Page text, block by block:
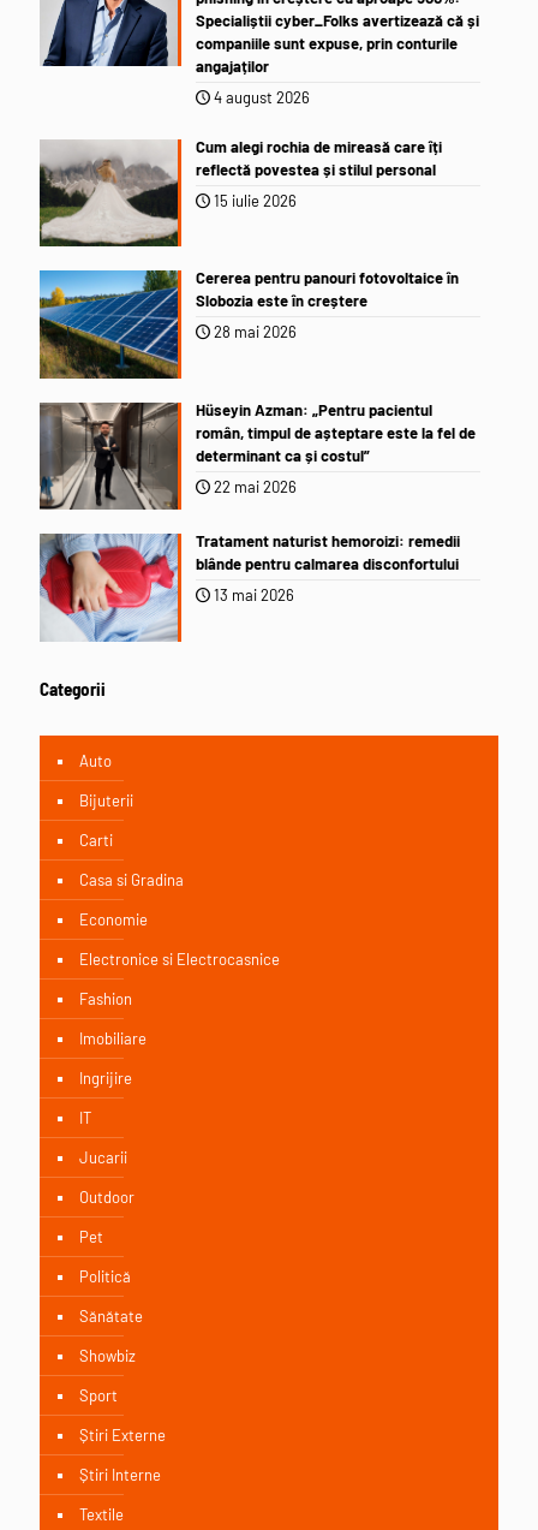
Specialiștii cyber_Folks avertizează că și
companiile sunt expuse, prin conturile
angajaților
4 august 2026
Cum alegi rochia de mireasă care îți
reflectă povestea și stilul personal
15 iulie 2026
Cererea pentru panouri fotovoltaice în
Slobozia este în creștere
28 mai 2026
Hüseyin Azman: „Pentru pacientul
român, timpul de așteptare este la fel de
determinant ca și costul”
22 mai 2026
Tratament naturist hemoroizi: remedii
blânde pentru calmarea disconfortului
13 mai 2026
Categorii
Auto
Bijuterii
Carti
Casa si Gradina
Economie
Electronice si Electrocasnice
Fashion
Imobiliare
Ingrijire
IT
Jucarii
Outdoor
Pet
Politică
Sănătate
Showbiz
Sport
Știri Externe
Știri Interne
Textile